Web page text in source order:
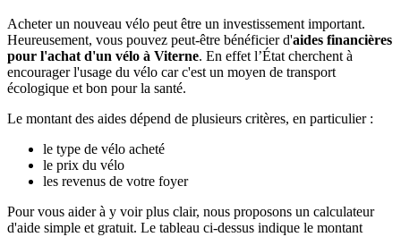
Acheter un nouveau vélo peut être un investissement important.
Heureusement, vous pouvez peut-être bénéficier d'aides financières
pour l'achat d'un vélo à Viterne. En effet l’État cherchent à
encourager l'usage du vélo car c'est un moyen de transport
écologique et bon pour la santé.
Le montant des aides dépend de plusieurs critères, en particulier :
le type de vélo acheté
le prix du vélo
les revenus de votre foyer
Pour vous aider à y voir plus clair, nous proposons un calculateur
d'aide simple et gratuit. Le tableau ci-dessus indique le montant